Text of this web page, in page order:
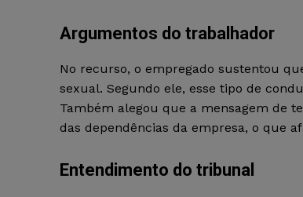
Argumentos do trabalhador
No recurso, o empregado sustentou
sexual. Segundo ele, esse tipo de
Também alegou que a mensagem de
das dependências da empresa, o que
Entendimento do tribunal